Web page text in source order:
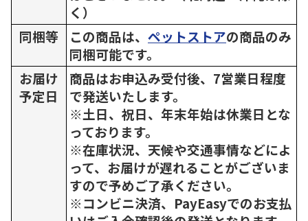
く）
同梱等
この商品は、 ペットストアの商品のみ
同梱可能です。
お届け
予定日
商品はお申込み受付後、7営業日程度
で発送いたします。
※土日、祝日、年末年始は休業日とな
っております。
※在庫状況、天候や交通事情などによ
って、お届けが遅れることがございま
すので予めご了承ください。
※コンビニ決済、PayEasyでのお支払